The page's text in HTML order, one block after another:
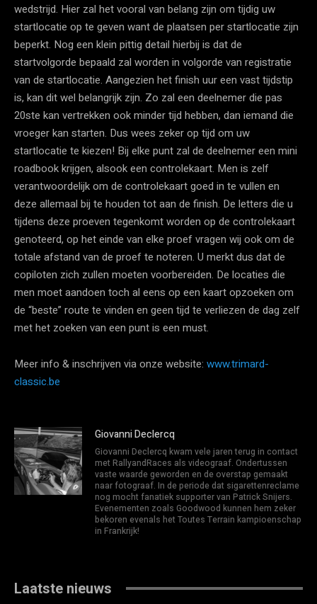
wedstrijd. Hier zal het vooral van belang zijn om tijdig uw
startlocatie op te geven want de plaatsen per startlocatie zijn
beperkt. Nog een klein pittig detail hierbij is dat de
startvolgorde bepaald zal worden in volgorde van registratie
van de startlocatie. Aangezien het finish uur een vast tijdstip
is, kan dit wel belangrijk zijn. Zo zal een deelnemer die pas
20ste kan vertrekken ook minder tijd hebben, dan iemand die
vroeger kan starten. Dus wees zeker op tijd om uw
startlocatie te kiezen! Bij elke punt zal de deelnemer een mini
roadbook krijgen, alsook een controlekaart. Men is zelf
verantwoordelijk om de controlekaart goed in te vullen en
deze allemaal bij te houden tot aan de finish. De letters die u
tijdens deze proeven tegenkomt worden op de controlekaart
genoteerd, op het einde van elke proef vragen wij ook om de
totale afstand van de proef te noteren. U merkt dus dat de
copiloten zich zullen moeten voorbereiden. De locaties die
men moet aandoen toch al eens op een kaart opzoeken om
de “beste” route te vinden en geen tijd te verliezen de dag zelf
met het zoeken van een punt is een must.
Meer info & inschrijven via onze website: www.trimard-
classic.be
Giovanni Declercq
Giovanni Declercq kwam vele jaren terug in contact
met RallyandRaces als videograaf. Ondertussen
vaste waarde geworden en de overstap gemaakt
naar fotograaf. In de periode dat sigarettenreclame
nog mocht fanatiek supporter van Patrick Snijers.
Evenementen zoals Goodwood kunnen hem zeker
bekoren evenals het Toutes Terrain kampioenschap
in Frankrijk!
Laatste nieuws